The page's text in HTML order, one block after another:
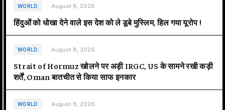
WORLD August 8, 2026
हिंदुओं को धोखा देने वाले इस देश को ले डूबे मुस्लिम, हिल गया यूरोप !
WORLD August 8, 2026
Strait of Hormuz खोलने पर अड़ी IRGC, US के सामने रखी कड़ी
शर्तें, Oman बातचीत से किया साफ इनकार
WORLD August 8, 2026